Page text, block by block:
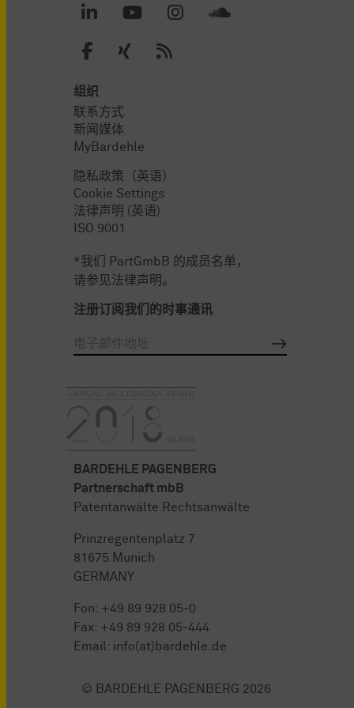
组织
联系方式
新闻媒体
MyBardehle
隐私政策（英语）
Cookie Settings
法律声明 (英语)
ISO 9001
*我们 PartGmbB 的成员名单，
请参见法律声明。
注册订阅我们的时事通讯
BARDEHLE PAGENBERG
Partnerschaft mbB
Patentanwälte Rechtsanwälte
Prinzregentenplatz 7
81675 Munich
GERMANY
Fon: +49 89 928 05-0
Fax: +49 89 928 05-444
Email: info(at)bardehle.de
© BARDEHLE PAGENBERG 2026